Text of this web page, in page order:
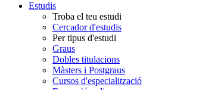
Estudis
Troba el teu estudi
Cercador d'estudis
Per tipus d'estudi
Graus
Dobles titulacions
Màsters i Postgraus
Cursos d'especialització